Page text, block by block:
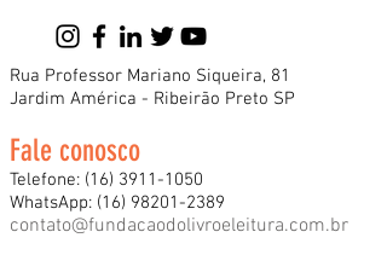
Rua Professor Mariano Siqueira, 81
Jardim América - Ribeirão Preto SP
Fale conosco
Telefone: (16) 3911-1050
WhatsApp: (16) 98201-2389
contato@fundacaodolivroeleitura.com.br